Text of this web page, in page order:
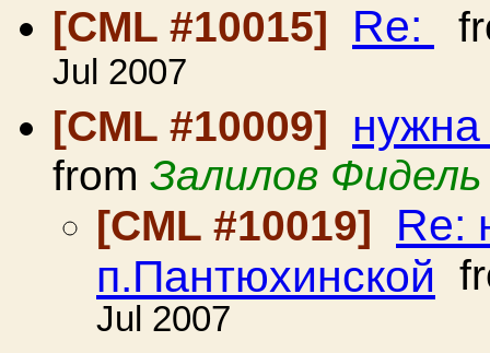
[CML #10015] Re:
Jul 2007
[CML #10009]
from Залилов Фидель
[CML #10019]
Re:
п.Пантюхинской
Jul 2007